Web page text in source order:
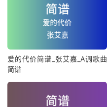
爱的代价简谱_张艾嘉_A调歌曲
简谱